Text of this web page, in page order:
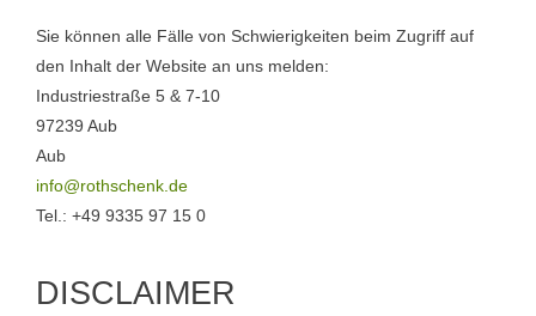
Sie können alle Fälle von Schwierigkeiten beim Zugriff auf
den Inhalt der Website an uns melden:
Industriestraße 5 & 7-10
97239 Aub
Aub
info@rothschenk.de
Tel.: +49 9335 97 15 0
DISCLAIMER